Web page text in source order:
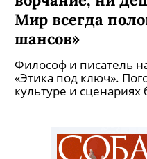
Мир всегда
шансов»
Философ и писатель
«Этика под ключ».
культуре и сценариях